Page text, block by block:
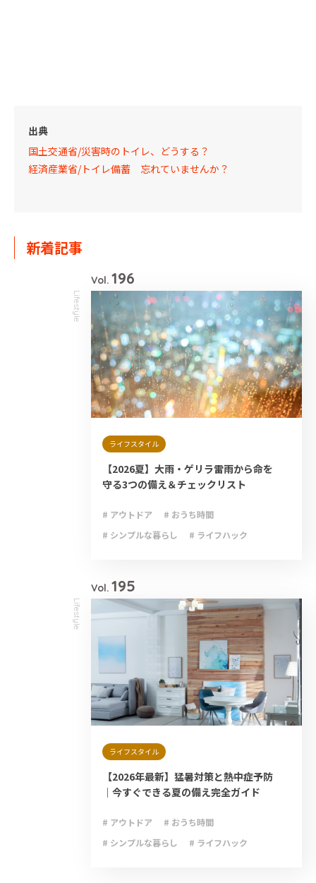
出典
国土交通省/災害時のトイレ、どうする？
経済産業省/トイレ備蓄 忘れていませんか？
新着記事
Lifestyle
Vol. 196
ライフスタイル
【2026夏】大雨・ゲリラ雷雨から命を
守る3つの備え＆チェックリスト
# アウトドア
# おうち時間
# シンプルな暮らし
# ライフハック
Lifestyle
Vol. 195
ライフスタイル
【2026年最新】猛暑対策と熱中症予防
｜今すぐできる夏の備え完全ガイド
# アウトドア
# おうち時間
# シンプルな暮らし
# ライフハック